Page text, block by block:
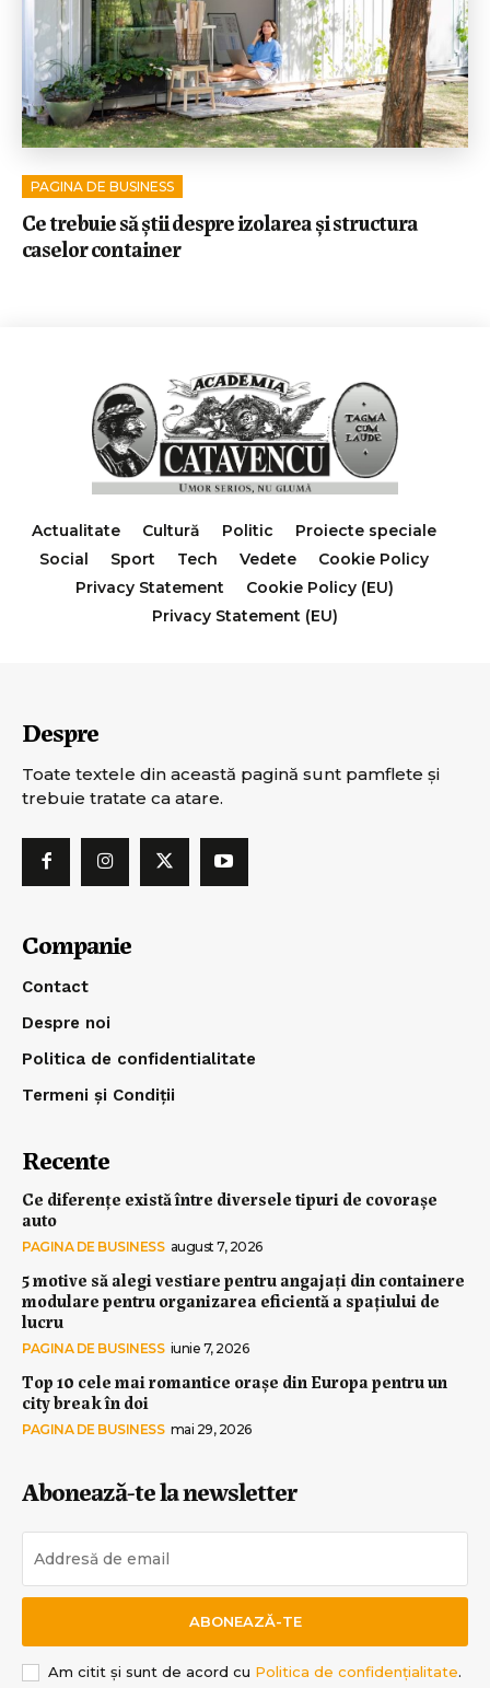
PAGINA DE BUSINESS
Ce trebuie să știi despre izolarea și structura
caselor container
Actualitate Cultură Politic
Proiecte speciale
Social
Sport Tech Vedete
Cookie Policy
Privacy Statement
Cookie Policy (EU)
Privacy Statement (EU)
Despre
Toate textele din această pagină sunt pamflete şi
trebuie tratate ca atare.
Companie
Contact
Despre noi
Politica de confidentialitate
Termeni și Condiții
Recente
Ce diferențe există între diversele tipuri de covorașe
auto
PAGINA DE BUSINESS august 7, 2026
5 motive să alegi vestiare pentru angajați din containere
modulare pentru organizarea eficientă a spațiului de
lucru
PAGINA DE BUSINESS iunie 7, 2026
Top 10 cele mai romantice orașe din Europa pentru un
city break în doi
PAGINA DE BUSINESS mai 29, 2026
Abonează-te la newsletter
ABONEAZĂ-TE
Am citit și sunt de acord cu Politica de confidențialitate.